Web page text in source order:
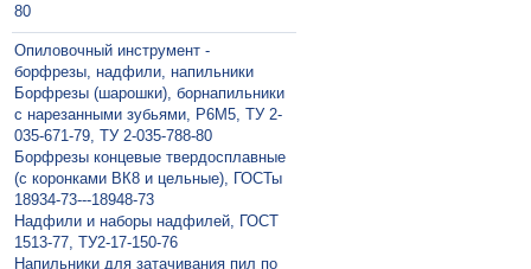
80
Опиловочный инструмент -
борфрезы, надфили, напильники
Борфрезы (шарошки), борнапильники
с нарезанными зубьями, Р6М5, ТУ 2-
035-671-79, ТУ 2-035-788-80
Борфрезы концевые твердосплавные
(с коронками ВК8 и цельные), ГОСТы
18934-73---18948-73
Надфили и наборы надфилей, ГОСТ
1513-77, ТУ2-17-150-76
Напильники для затачивания пил по